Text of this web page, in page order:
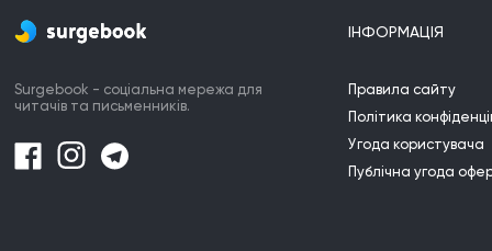
Surgebook - соціальна мережа для
читачів та письменників.
ІНФОРМАЦІЯ
Правила сайту
Політика
Угода користувача
Публічна угода